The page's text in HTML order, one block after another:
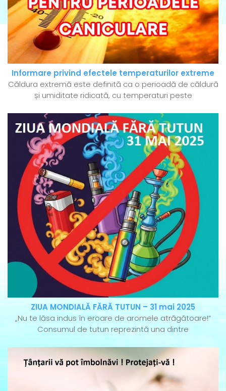
Informare privind efectele temperaturilor extreme
Căldura extremă este definită ca o perioadă de căldură
și umiditate ridicată, cu temperaturi peste
ZIUA MONDIALĂ FĂRĂ TUTUN – 31 mai 2025
„Nu te lăsa indus în eroare de aromele atrăgătoare!”
Consumul de tutun reprezintă una dintre